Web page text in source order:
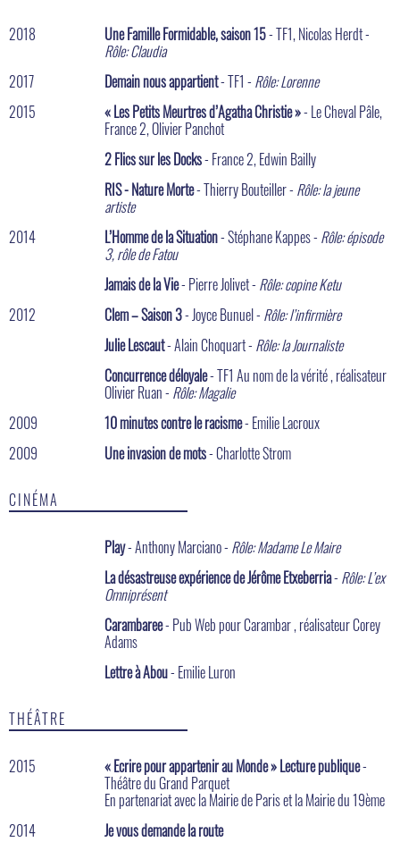
2018 Une Famille Formidable, saison 15- TF1, Nicolas Herdt -
Rôle: Claudia
2017
Demain nous appartient- TF1 - Rôle: Lorenne
2015
« Les Petits Meurtres d’Agatha Christie »- Le Cheval Pâle,
France 2, Olivier Panchot
2 Flics sur les Docks- France 2, Edwin Bailly
RIS - Nature Morte- Thierry Bouteiller - Rôle: la jeune
artiste
2014
L’Homme de la Situation- Stéphane Kappes - Rôle: épisode
3, rôle de Fatou
Jamais de la Vie- Pierre Jolivet - Rôle: copine Ketu
2012
Clem – Saison 3- Joyce Bunuel - Rôle: l’infirmière
Julie Lescaut- Alain Choquart - Rôle: la Journaliste
Concurrence déloyale- TF1 Au nom de la vérité , réalisateur
Olivier Ruan - Rôle: Magalie
2009
10 minutes contre le racisme- Emilie Lacroux
2009
Une invasion de mots- Charlotte Strom
CINÉMA
Play- Anthony Marciano - Rôle: Madame Le Maire
La désastreuse expérience de Jérôme Etxeberria- Rôle: L’ex
Omniprésent
Carambaree- Pub Web pour Carambar , réalisateur Corey
Adams
Lettre à Abou- Emilie Luron
THÉÂTRE
2015 « Ecrire pour appartenir au Monde » Lecture publique-
Théâtre du Grand Parquet
En partenariat avec la Mairie de Paris et la Mairie du 19ème
2014
Je vous demande la route